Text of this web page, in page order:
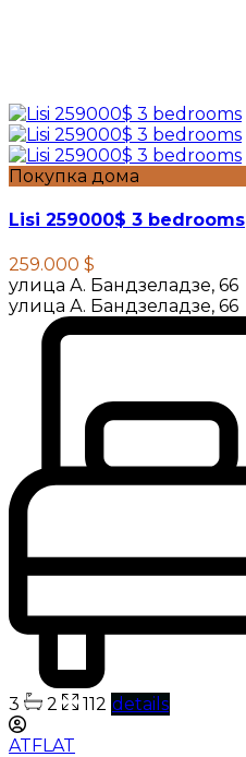
Покупка дома
Lisi 259000$ 3 bedrooms
259.000 $
улица А. Бандзеладзе, 66
улица А. Бандзеладзе, 66
3 2 112 details
ATFLAT